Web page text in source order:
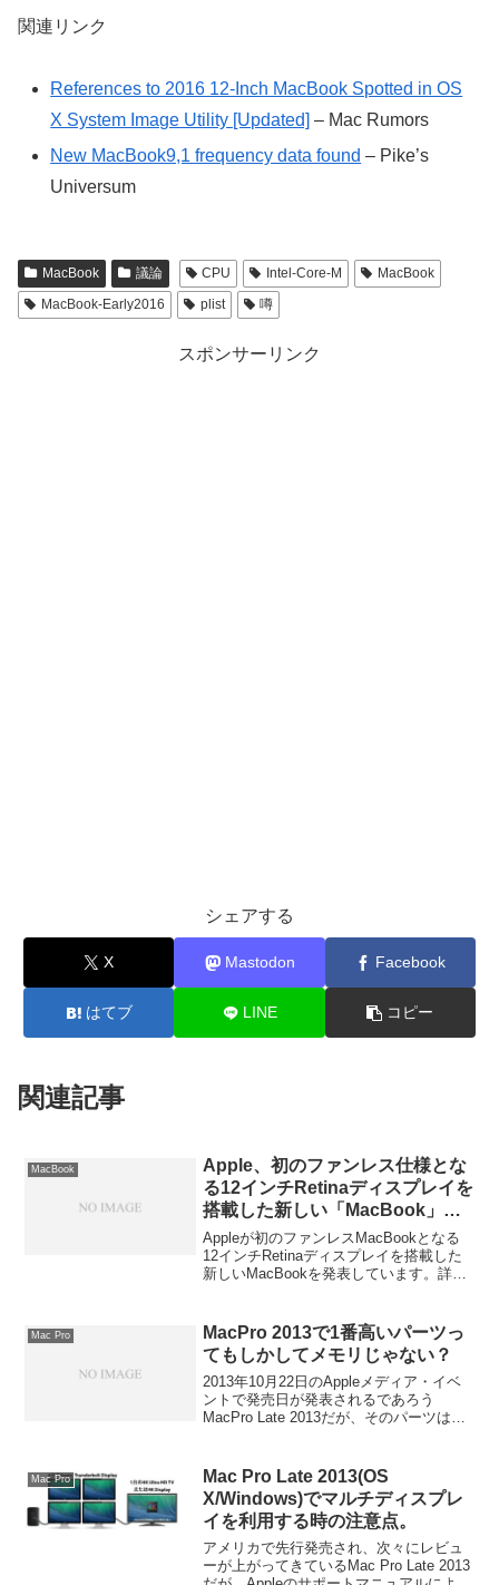
関連リンク
References to 2016 12-Inch MacBook Spotted in OS
X System Image Utility [Updated] – Mac Rumors
New MacBook9,1 frequency data found – Pike’s
Universum
MacBook 議論 CPU Intel-Core-M
MacBook
MacBook-Early2016
plist 噂
スポンサーリンク
シェアする
X Mastodon Facebook
はてブ LINE コピー
関連記事
MacBook
Apple、初のファンレス仕様とな
る12インチRetinaディスプレイを
搭載した新しい「MacBook」を4
月10日に発売。価格は1299ドル
から。
Appleが初のファンレスMacBookとなる
12インチRetinaディスプレイを搭載した
新しいMacBookを発表しています。詳細
Mac Pro
MacPro 2013で1番高いパーツっ
てもしかしてメモリじゃない？
2013年10月22日のAppleメディア・イベ
ントで発売日が発表されるであろう
MacPro Late 2013だが、そのパーツは
スロットが4スロットしか無いため高密度
のメモリモジュールを使用したメモリを
使うとなると相当な価格になると予想さ
れそうです。詳細は以下から。
Mac Pro
Mac Pro Late 2013(OS
X/Windows)でマルチディスプレ
イを利用する時の注意点。
アメリカで先行発売され、次々にレビュ
ーが上がってきているMac Pro Late 2013